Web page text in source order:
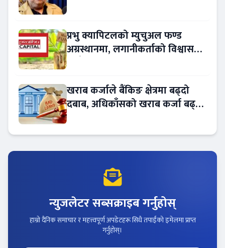
प्रभु क्यापिटलको म्युचुअल फण्ड
अग्रस्थानमा, लगानीकर्ताको विश्वास
खराब कर्जाले बैंकिङ क्षेत्रमा बढ्दो
दबाब, अधिकाँसको खराब कर्जा बढ्दो
न्युजलेटर सब्सक्राइब गर्नुहोस्
हाम्रो दैनिक समाचार र महत्त्वपूर्ण अपडेटहरू सिधै तपाईंको इमेलमा प्राप्त
गर्नुहोस्।